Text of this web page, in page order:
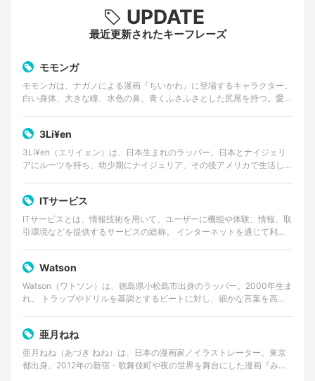
UPDATE
最近更新されたキーフレーズ
モモンガ
モモンガは、ナガノによる漫画『ちいかわ』に登場するキャラクター。
白い身体、大きな瞳、水色の鼻、青くふさふさとした尻尾を持つ。愛ら
3Li¥en
3Li¥en（エリイェン）は、日本生まれのラッパー。日本とナイジェリ
アにルーツを持ち、幼少期にナイジェリア、その後アメリカで生活した
ITサービス
ITサービスとは、情報技術を用いて、ユーザーに機能や体験、情報、取
引環境などを提供するサービスの総称。 インターネットを通じて利用
Watson
Watson（ワトソン）は、徳島県小松島市出身のラッパー。2000年生ま
れ。 トラップやドリルを基調とするビートに対し、細かな言葉を高速
亜月ねね
亜月ねね（あづき ねね）は、日本の漫画家／イラストレーター。東京
都出身。2012年の新宿・歌舞伎町や夜の世界を舞台にした漫画『みい